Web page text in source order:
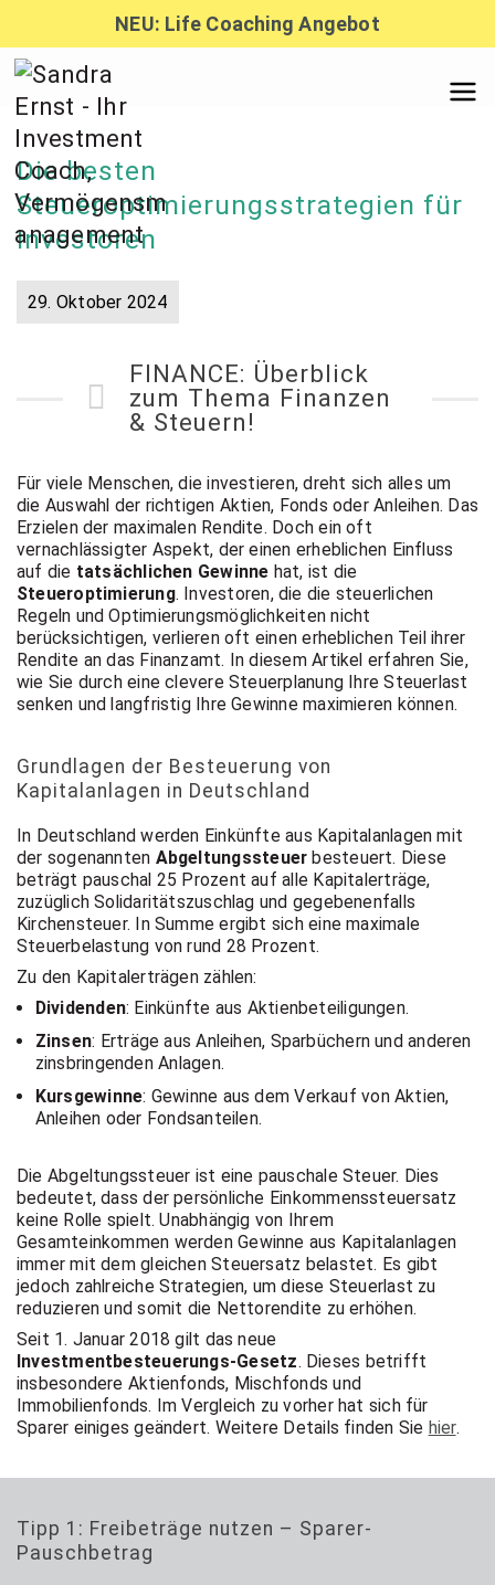
Inhalt
springen
NEU: Life Coaching Angebot
Ernst –
Finanzber
atung,
Investmen
t Coach,
Anlageber
atung
Die besten
Steueroptimierungsstrategien für
Investoren
29. Oktober 2024
FINANCE: Überblick
zum Thema Finanzen
& Steuern!
Für viele Menschen, die investieren, dreht sich alles um
die Auswahl der richtigen Aktien, Fonds oder Anleihen. Das
Erzielen der maximalen Rendite. Doch ein oft
vernachlässigter Aspekt, der einen erheblichen Einfluss
auf die tatsächlichen Gewinne hat, ist die
Steueroptimierung. Investoren, die die steuerlichen
Regeln und Optimierungsmöglichkeiten nicht
berücksichtigen, verlieren oft einen erheblichen Teil ihrer
Rendite an das Finanzamt. In diesem Artikel erfahren Sie,
wie Sie durch eine clevere Steuerplanung Ihre Steuerlast
senken und langfristig Ihre Gewinne maximieren können.
Grundlagen der Besteuerung von
Kapitalanlagen in Deutschland
In Deutschland werden Einkünfte aus Kapitalanlagen mit
der sogenannten Abgeltungssteuer besteuert. Diese
beträgt pauschal 25 Prozent auf alle Kapitalerträge,
zuzüglich Solidaritätszuschlag und gegebenenfalls
Kirchensteuer. In Summe ergibt sich eine maximale
Steuerbelastung von rund 28 Prozent.
Zu den Kapitalerträgen zählen:
Dividenden: Einkünfte aus Aktienbeteiligungen.
Zinsen: Erträge aus Anleihen, Sparbüchern und anderen
zinsbringenden Anlagen.
Kursgewinne: Gewinne aus dem Verkauf von Aktien,
Anleihen oder Fondsanteilen.
Die Abgeltungssteuer ist eine pauschale Steuer. Dies
bedeutet, dass der persönliche Einkommenssteuersatz
keine Rolle spielt. Unabhängig von Ihrem
Gesamteinkommen werden Gewinne aus Kapitalanlagen
immer mit dem gleichen Steuersatz belastet. Es gibt
jedoch zahlreiche Strategien, um diese Steuerlast zu
reduzieren und somit die Nettorendite zu erhöhen.
Seit 1. Januar 2018 gilt das neue
Investmentbesteuerungs-Gesetz. Dieses betrifft
insbesondere Aktienfonds, Mischfonds und
Immobilienfonds. Im Vergleich zu vorher hat sich für
Sparer einiges geändert. Weitere Details finden Sie hier.
Tipp 1: Freibeträge nutzen – Sparer-
Pauschbetrag